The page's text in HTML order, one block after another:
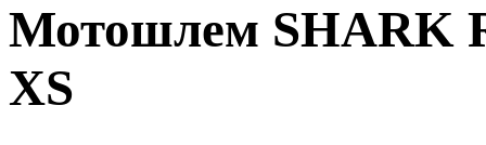
Мотошлем SHARK
XS